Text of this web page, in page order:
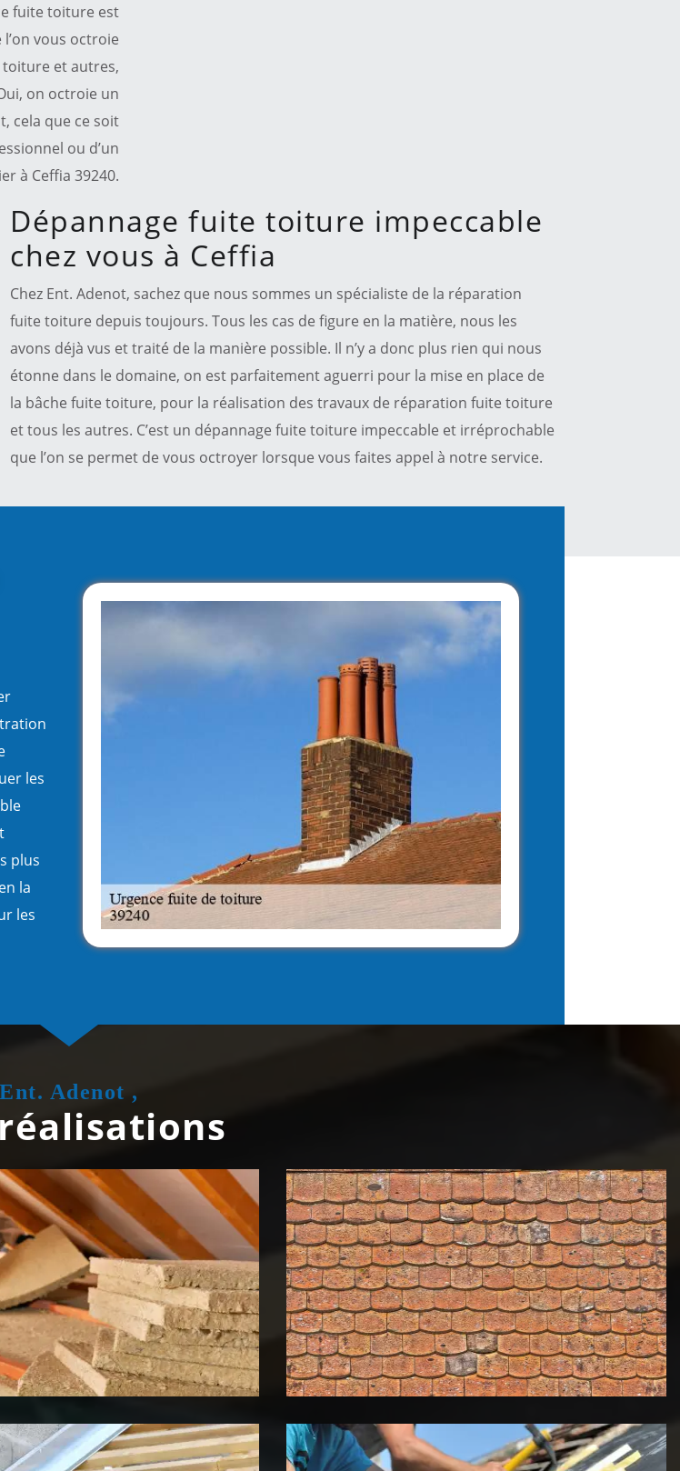
fuite toiture est
l’on vous octroie
et autres,
on octroie un
cela que ce soit
ou d’un
à Ceffia 39240.
Dépannage fuite toiture impeccable
chez vous à Ceffia
Chez Ent. Adenot, sachez que nous sommes un spécialiste de la réparation
fuite toiture depuis toujours. Tous les cas de figure en la matière, nous les
avons déjà vus et traité de la manière possible. Il n’y a donc plus rien qui nous
étonne dans le domaine, on est parfaitement aguerri pour la mise en place de
la bâche fuite toiture, pour la réalisation des travaux de réparation fuite toiture
et tous les autres. C’est un dépannage fuite toiture impeccable et irréprochable
que l’on se permet de vous octroyer lorsque vous faites appel à notre service.
les
plus
la
les
Ent. Adenot ,
toiture 39 Jura
Nettoyage et démoussage de
toiture 39 Jura